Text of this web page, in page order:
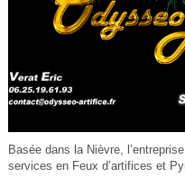
Basée dans la Nièvre,
services en Feux d’artifices et